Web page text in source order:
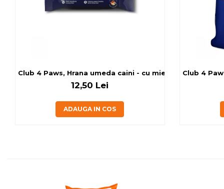
Club 4 Paws, Hrana umeda caini - cu miel, set 5+1, 6x80
12,50 Lei
ADAUGA IN COS
Club 4